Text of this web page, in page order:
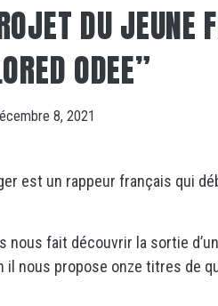
DU JEUNE
ODEE”
8, 2021
est un rappeur français qui
nous fait découvrir la sortie
il nous propose onze titres de